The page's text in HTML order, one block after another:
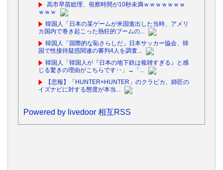
高市早苗総理、視察時間が10秒未満ｗｗｗｗｗｗｗ
ｗｗｗ
韓国人「日本の某ゲームが米国進出した当時、アメリ
カ国内で巻き起こった熱狂的ブームの...
韓国人「国際的な恥さらしだ」日本サッカー協会、韓
国で性接待疑惑関連の審判4人を調査...
韓国人「韓国人が『日本の地下鉄は複雑すぎる』と感
じる驚きの理由がこちらです‥」→「...
【悲報】「HUNTER×HUNTER」のクラピカ、師匠の
イズナビに対する態度が本当...
Powered by livedoor 相互RSS